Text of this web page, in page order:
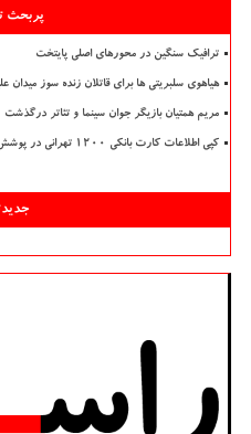
پربحث
ترافیک سنگین در محورهای اصلی پایتخت
هیاهوی سلبریتی ها برای قاتلان زنده سوز میدان
مریم همتیان بازیگر جوان سینما و تئاتر درگذشت
کپی اطلاعات کارت بانکی ۱۲۰۰ تهرانی در پوشش فروشنده میوه